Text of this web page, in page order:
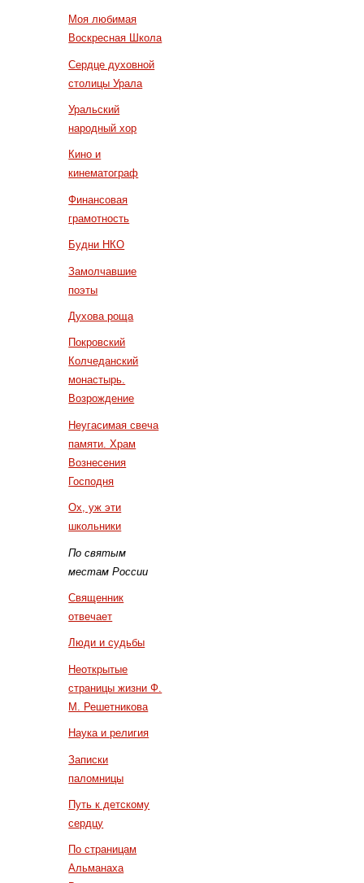
Моя любимая
Воскресная Школа
Сердце духовной
столицы Урала
Уральский
народный хор
Кино и
кинематограф
Финансовая
грамотность
Будни НКО
Замолчавшие
поэты
Духова роща
Покровский
Колчеданский
монастырь.
Возрождение
Неугасимая свеча
памяти. Храм
Вознесения
Господня
Ох, уж эти
школьники
По святым
местам России
Священник
отвечает
Люди и судьбы
Неоткрытые
страницы жизни Ф.
М. Решетникова
Наука и религия
Записки
паломницы
Путь к детскому
сердцу
По страницам
Альманаха